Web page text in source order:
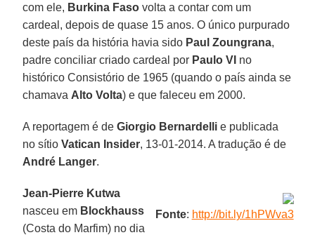
com ele, Burkina Faso volta a contar com um
cardeal, depois de quase 15 anos. O único purpurado
deste país da história havia sido Paul Zoungrana,
padre conciliar criado cardeal por Paulo VI no
histórico Consistório de 1965 (quando o país ainda se
chamava Alto Volta) e que faleceu em 2000.
A reportagem é deGiorgio Bernardelli e publicada
no sítioVatican Insider, 13-01-2014. A tradução é de
André Langer.
Fonte: http://bit.ly/1hPWva3
Jean-Pierre Kutwa
nasceu em Blockhauss
(Costa do Marfim) no dia